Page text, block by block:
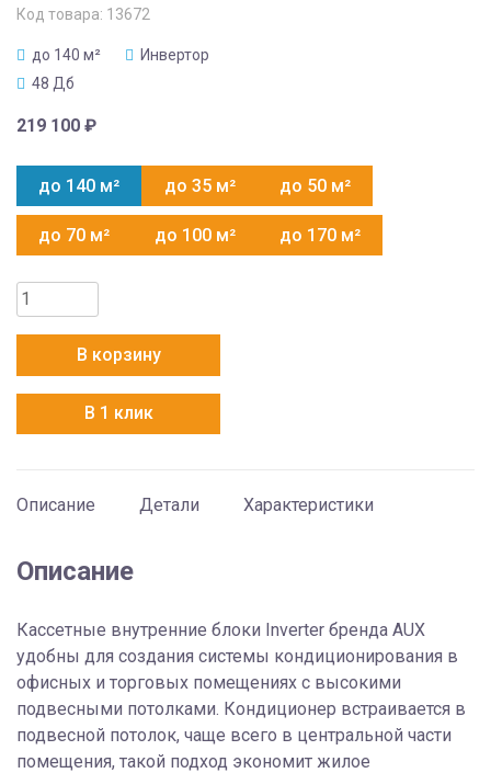
Код товара: 13672
до 140 м²
Инвертор
48 Дб
219 100 ₽
до 140 м² до 35 м² до 50 м²
до 70 м² до 100 м² до 170 м²
Количество
товара
ALCA-
H48/5DR2A
для
H24/36/48/60
inverter
AL-
H48/5DR2A(U)
В корзину
В 1 клик
Описание Детали Характеристики
Описание
Кассетные внутренние блоки Inverter бренда AUX
удобны для создания системы кондиционирования в
офисных и торговых помещениях с высокими
подвесными потолками. Кондиционер встраивается в
подвесной потолок, чаще всего в центральной части
помещения, такой подход экономит жилое